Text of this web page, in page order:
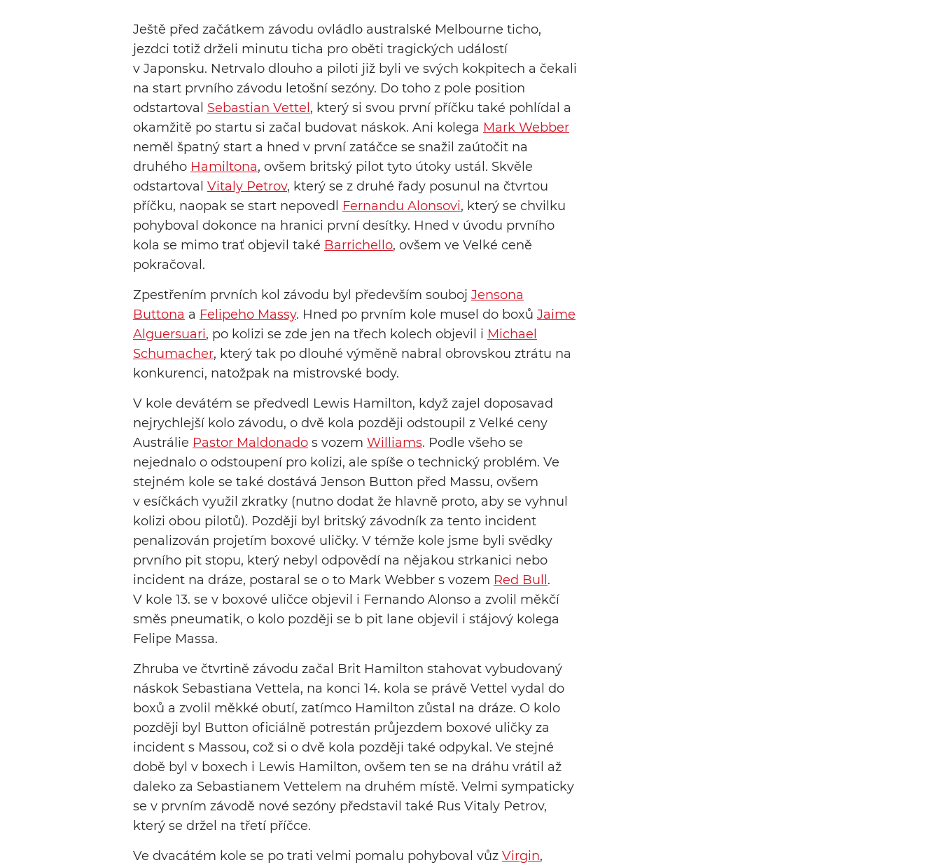
Ještě před začátkem závodu ovládlo australské Melbourne ticho,
jezdci totiž drželi minutu ticha pro oběti tragických událostí
v Japonsku. Netrvalo dlouho a piloti již byli ve svých kokpitech a čekali
na start prvního závodu letošní sezóny. Do toho z pole position
odstartoval Sebastian Vettel , který si svou první příčku také pohlídal a
okamžitě po startu si začal budovat náskok. Ani kolega Mark Webber
neměl špatný start a hned v první zatáčce se snažil zaútočit na
druhého Hamiltona, ovšem britský pilot tyto útoky ustál. Skvěle
odstartoval Vitaly Petrov, který se z druhé řady posunul na čtvrtou
příčku, naopak se start nepovedl Fernandu Alonsovi, který se chvilku
pohyboval dokonce na hranici první desítky. Hned v úvodu prvního
kola se mimo trať objevil také Barrichello, ovšem ve Velké ceně
pokračoval.
Zpestřením prvních kol závodu byl především souboj Jensona
Buttona a Felipeho Massy. Hned po prvním kole musel do boxů Jaime
Alguersuari, po kolizi se zde jen na třech kolech objevil i Michael
Schumacher, který tak po dlouhé výměně nabral obrovskou ztrátu na
konkurenci, natožpak na mistrovské body.
V kole devátém se předvedl Lewis Hamilton, když zajel doposavad
nejrychlejší kolo závodu, o dvě kola později odstoupil z Velké ceny
Austrálie Pastor Maldonado s vozem Williams. Podle všeho se
nejednalo o odstoupení pro kolizi, ale spíše o technický problém. Ve
stejném kole se také dostává Jenson Button před Massu, ovšem
v esíčkách využil zkratky (nutno dodat že hlavně proto, aby se vyhnul
kolizi obou pilotů). Později byl britský závodník za tento incident
penalizován projetím boxové uličky. V témže kole jsme byli svědky
prvního pit stopu, který nebyl odpovědí na nějakou strkanici nebo
incident na dráze, postaral se o to Mark Webber s vozem Red Bull .
V kole 13. se v boxové uličce objevil i Fernando Alonso a zvolil měkčí
směs pneumatik, o kolo později se b pit lane objevil i stájový kolega
Felipe Massa.
Zhruba ve čtvrtině závodu začal Brit Hamilton stahovat vybudovaný
náskok Sebastiana Vettela, na konci 14. kola se právě Vettel vydal do
boxů a zvolil měkké obutí, zatímco Hamilton zůstal na dráze. O kolo
později byl Button oficiálně potrestán průjezdem boxové uličky za
incident s Massou, což si o dvě kola později také odpykal. Ve stejné
době byl v boxech i Lewis Hamilton, ovšem ten se na dráhu vrátil až
daleko za Sebastianem Vettelem na druhém místě. Velmi sympaticky
se v prvním závodě nové sezóny představil také Rus Vitaly Petrov,
který se držel na třetí příčce.
Ve dvacátém kole se po trati velmi pomalu pohyboval vůz Virgin,